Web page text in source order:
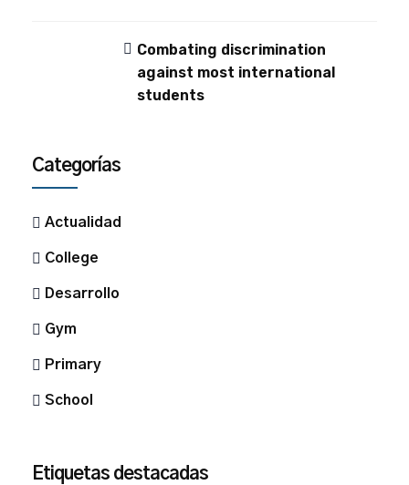
Combating discrimination
against most international
students
Categorías
Actualidad
College
Desarrollo
Gym
Primary
School
Etiquetas destacadas